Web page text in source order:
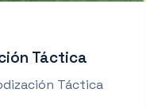
Táctica
Táctica